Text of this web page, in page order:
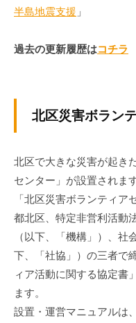
半島地震支援 」
過去の更新履歴はコチラ
北区災害ボラン
北区で大きな災害が起き
センター」が設置されます
「北区災害ボランティ
都北区、特定非営利活動
（以下、「機構」）、
下、「社協」）の三者で
ィア活動に関する協定書
ます。
設置・運営マニュアルは